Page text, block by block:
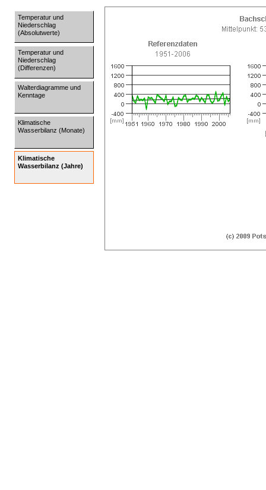
Temperatur und
Niederschlag
(Absolutwerte)
Temperatur und
Niederschlag
(Differenzen)
Walterdiagramme und
Kenntage
Klimatische
Wasserbilanz (Monate)
Klimatische
Wasserbilanz (Jahre)